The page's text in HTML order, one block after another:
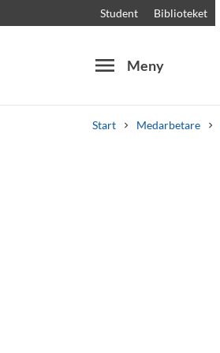
Student Biblioteket
menu Meny
Start Medarbetare